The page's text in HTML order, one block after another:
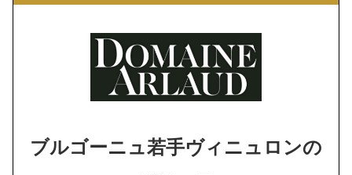
ブルゴーニュ若手ヴィニュロンの